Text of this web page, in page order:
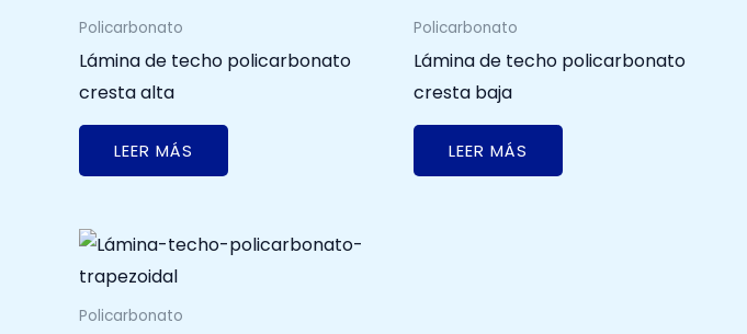
Policarbonato
Lámina de techo policarbonato
cresta alta
LEER MÁS
Policarbonato
Lámina de techo policarbonato
cresta baja
LEER MÁS
Policarbonato